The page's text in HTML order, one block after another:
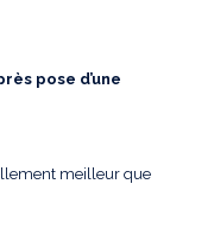
pose d’une
meilleur que